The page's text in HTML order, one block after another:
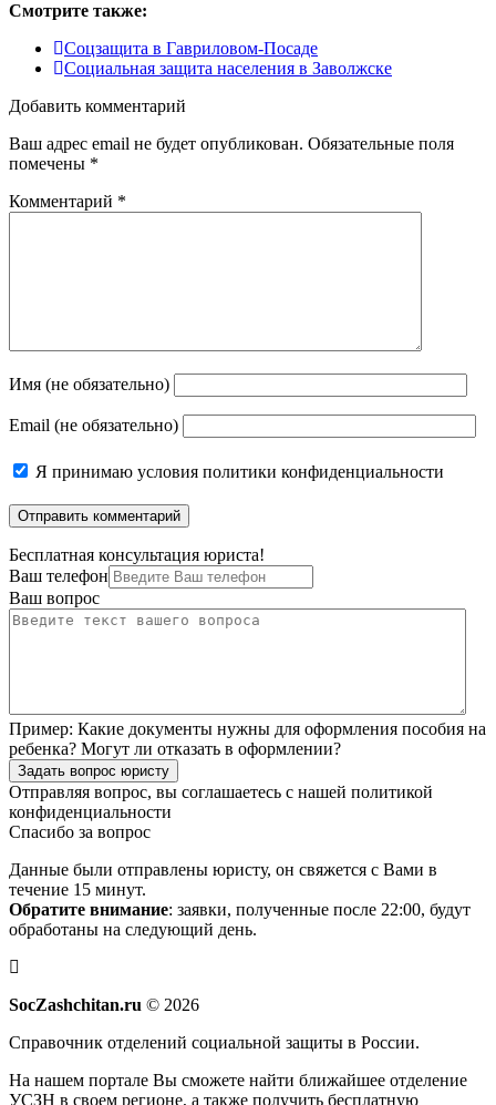
Смотрите также:
Соцзащита в Гавриловом-Посаде
Социальная защита населения в Заволжске
Добавить комментарий
Ваш адрес email не будет опубликован. Обязательные поля
помечены *
Комментарий *
Имя (не обязательно)
Email (не обязательно)
Я принимаю условия политики конфиденциальности
Бесплатная консультация юриста!
Ваш телефон
Ваш вопрос
Пример: Какие документы нужны для оформления пособия на
ребенка? Могут ли отказать в оформлении?
Задать вопрос юристу
Отправляя вопрос, вы соглашаетесь с нашей политикой
конфиденциальности
Спасибо за вопрос
Данные были отправлены юристу, он свяжется с Вами в
течение 15 минут.
Обратите внимание: заявки, полученные после 22:00, будут
обработаны на следующий день.
SocZashchitan.ru © 2026
Справочник отделений социальной защиты в России.
На нашем портале Вы сможете найти ближайшее отделение
УСЗН в своем регионе, а также получить бесплатную